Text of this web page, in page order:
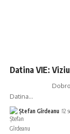
Datina VIE:
Dobrogea
Datina…
Ștefan Gîrdeanu 12